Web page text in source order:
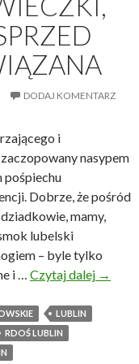
e
n
e
w
n
y
p
o
d
a
t
n
i
k
o
DODAJ KOMENTARZ
i
nasypem
pośpiechu
Dobrze, że pośród
mamy,
lubelski
– byle tylko
i … Czytaj dalej S
→
LUBLIN
RDOŚ LUBLIN